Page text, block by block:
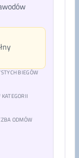
BIEGÓW
KATEGORII
ODMÓW